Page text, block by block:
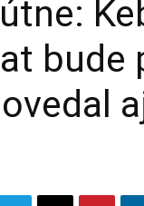
bude